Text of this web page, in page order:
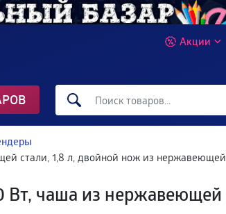
Акции
стали, 1,8 л, двойной нож из нержавеющей
Вт, чаша из